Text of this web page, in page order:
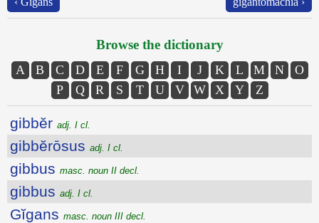
Browse the dictionary
A B C D E F G H I J K L M N
O
P
Q R S T U V W X Y Z
gibbĕr adj. I cl.
gibbĕrōsus adj. I cl.
gibbus masc. noun II decl.
gibbus adj. I cl.
Gĭgans masc. noun III decl.